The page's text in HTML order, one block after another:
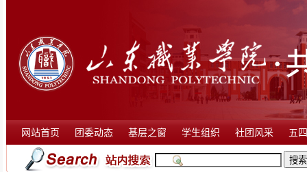
网站首页 团委动态 基层之窗 学生组织 社团风采 五